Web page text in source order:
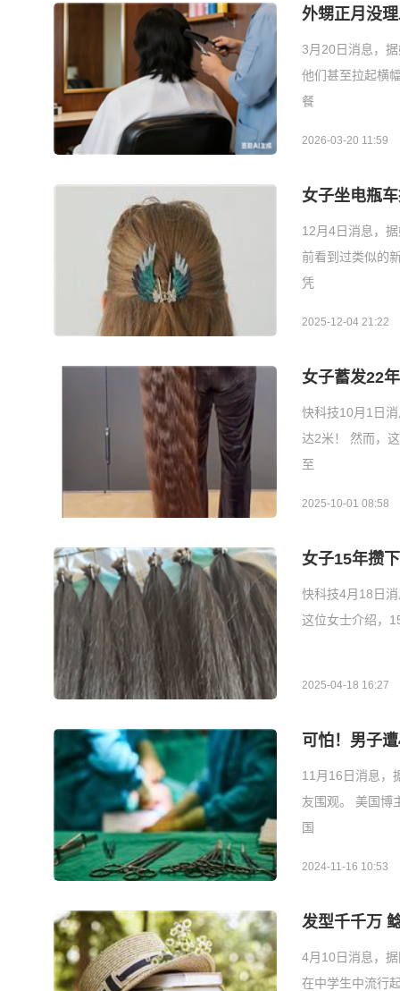
外甥正月没
3月20日消息，
他们甚至拉起横
餐
2026-03-20 11:59
女子坐电瓶
12月4日消息，
前看到过类似的
凭
2025-12-04 21:22
女子蓄发22
快科技10月1日
达2米！ 然而，
至
2025-10-01 08:58
女子15年攒
快科技4月18日
这位女士介绍，
2025-04-18 16:27
可怕！男子
11月16日消息，
友围观。 美国博
国
2024-11-16 10:53
发型千千万
4月10日消息，
在中学生中流行